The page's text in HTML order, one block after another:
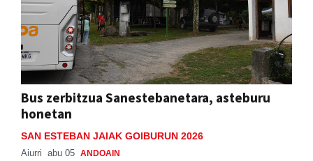
Bus zerbitzua Sanestebanetara, asteburu
honetan
SAN ESTEBAN JAIAK GOIBURUN 2026
Aiurri abu 05 ANDOAIN